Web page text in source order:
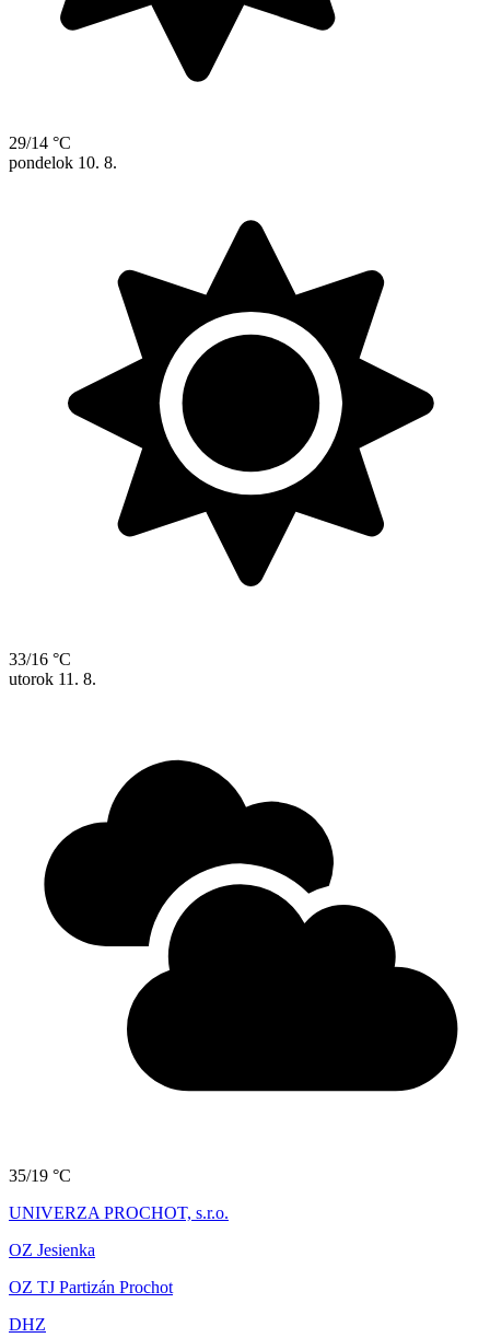
29/14 °C
pondelok 10. 8.
33/16 °C
utorok 11. 8.
35/19 °C
UNIVERZA PROCHOT, s.r.o.
OZ Jesienka
OZ TJ Partizán Prochot
DHZ